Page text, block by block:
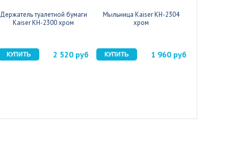
Держатель туалетной бумаги
Kaiser KH-2300 хром
2 520 руб
Мыльница Kaiser KH-2304
хром
1 960 руб